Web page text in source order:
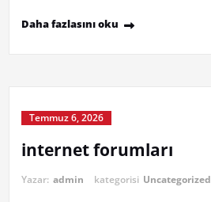
Daha fazlasını oku
Temmuz 6, 2026
internet forumları
Yazar: admin kategorisi Uncategorized